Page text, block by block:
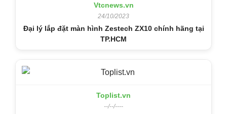
Vtcnews.vn
24/10/2023
Đại lý lắp đặt màn hình Zestech ZX10 chính hãng tại
TP.HCM
Toplist.vn
--/--/----